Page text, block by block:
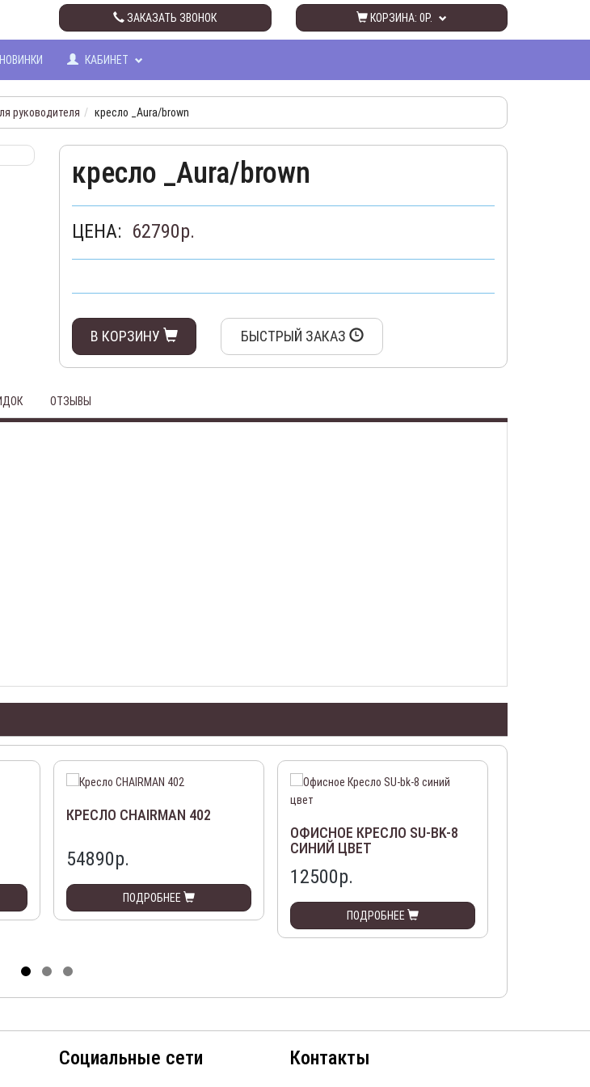
ЗАКАЗАТЬ ЗВОНОК КОРЗИНА: 0Р.
НОВИНКИ КАБИНЕТ
руководителя кресло _Aura/brown
кресло _Aura/brown
ЦЕНА: 62790р.
В КОРЗИНУ БЫСТРЫЙ ЗАКАЗ
ОТЗЫВЫ
КРЕСЛО CHAIRMAN 402
54890р.
ПОДРОБНЕЕ
ОФИСНОЕ КРЕСЛО SU-BK-8
СИНИЙ ЦВЕТ
12500р.
ПОДРОБНЕЕ
Социальные сети Контакты